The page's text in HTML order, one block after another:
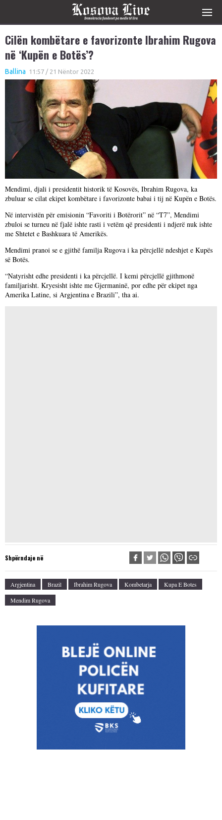
Cilën kombëtare e favorizonte Ibrahim Rugova
në ‘Kupën e Botës’?
Ballina 11:57 / 21 Nëntor 2022
Mendimi, djali i presidentit historik të Kosovës, Ibrahim Rugova, ka
zbuluar se cilat ekipet kombëtare i favorizonte babai i tij në Kupën e Botës.
Në intervistën për emisionin “Favoriti i Botërorit” në “T7”, Mendimi
zbuloi se turneu në fjalë ishte rasti i vetëm që presidenti i ndjerë nuk ishte
me Shtetet e Bashkuara të Amerikës.
Mendimi pranoi se e gjithë familja Rugova i ka përcjellë ndeshjet e Kupës
së Botës.
“Natyrisht edhe presidenti i ka përcjellë. I kemi përcjellë gjithmonë
familjarisht. Kryesisht ishte me Gjermaninë, por edhe për ekipet nga
Amerika Latine, si Argjentina e Brazili”, tha ai.
Shpërndaje në
Argjentina Brazil Ibrahim Rugova Kombetarja
Kupa E Botes
Mendim Rugova